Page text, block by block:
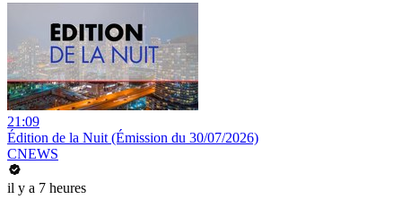
21:09
Édition de la Nuit (Émission du 30/07/2026)
CNEWS
il y a 7 heures